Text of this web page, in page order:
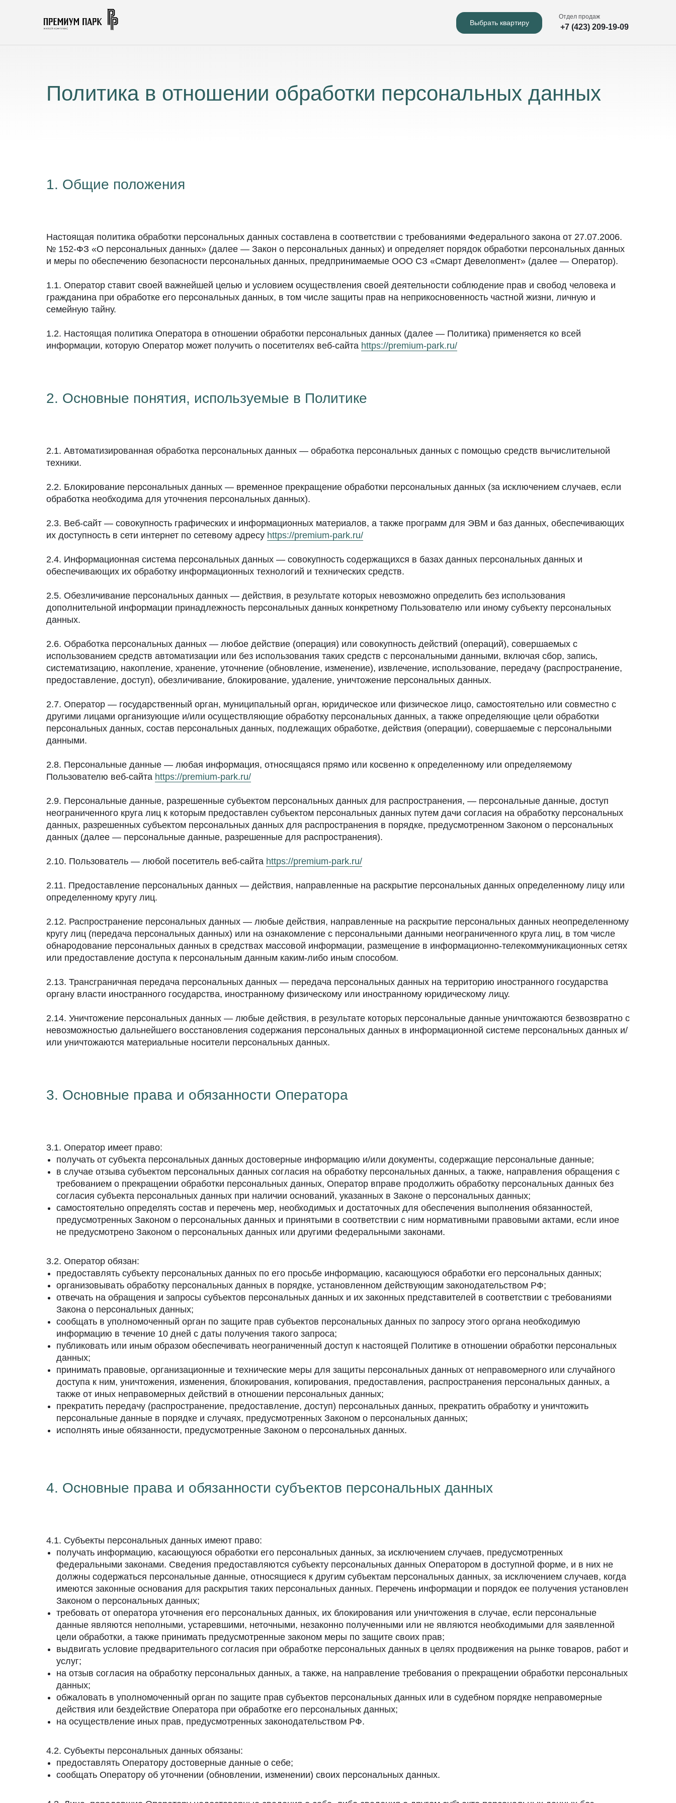
Выбрать квартиру
+7 (423) 209-19-09
Отдел продаж
Политика в отношении обработки персональных данных
1. Общие положения
Настоящая политика обработки персональных данных составлена в соответствии с требованиями Федерального закона от 27.07.2006.
№ 152-ФЗ «О персональных данных» (далее — Закон о персональных данных) и определяет порядок обработки персональных данных
и меры по обеспечению безопасности персональных данных, предпринимаемые ООО СЗ «Смарт Девелопмент» (далее — Оператор).
1.1. Оператор ставит своей важнейшей целью и условием осуществления своей деятельности соблюдение прав и свобод человека и
гражданина при обработке его персональных данных, в том числе защиты прав на неприкосновенность частной жизни, личную и
семейную тайну.
1.2. Настоящая политика Оператора в отношении обработки персональных данных (далее — Политика) применяется ко всей
информации, которую Оператор может получить о посетителях веб-сайта https://premium-park.ru/
2. Основные понятия, используемые в Политике
2.1. Автоматизированная обработка персональных данных — обработка персональных данных с помощью средств вычислительной
техники.
2.2. Блокирование персональных данных — временное прекращение обработки персональных данных (за исключением случаев, если
обработка необходима для уточнения персональных данных).
2.3. Веб-сайт — совокупность графических и информационных материалов, а также программ для ЭВМ и баз данных, обеспечивающих
их доступность в сети интернет по сетевому адресу https://premium-park.ru/
2.4. Информационная система персональных данных — совокупность содержащихся в базах данных персональных данных и
обеспечивающих их обработку информационных технологий и технических средств.
2.5. Обезличивание персональных данных — действия, в результате которых невозможно определить без использования
дополнительной информации принадлежность персональных данных конкретному Пользователю или иному субъекту персональных
данных.
2.6. Обработка персональных данных — любое действие (операция) или совокупность действий (операций), совершаемых с
использованием средств автоматизации или без использования таких средств с персональными данными, включая сбор, запись,
систематизацию, накопление, хранение, уточнение (обновление, изменение), извлечение, использование, передачу (распространение,
предоставление, доступ), обезличивание, блокирование, удаление, уничтожение персональных данных.
2.7. Оператор — государственный орган, муниципальный орган, юридическое или физическое лицо, самостоятельно или совместно с
другими лицами организующие и/или осуществляющие обработку персональных данных, а также определяющие цели обработки
персональных данных, состав персональных данных, подлежащих обработке, действия (операции), совершаемые с персональными
данными.
2.8. Персональные данные — любая информация, относящаяся прямо или косвенно к определенному или определяемому
Пользователю веб-сайта https://premium-park.ru/
2.9. Персональные данные, разрешенные субъектом персональных данных для распространения, — персональные данные, доступ
неограниченного круга лиц к которым предоставлен субъектом персональных данных путем дачи согласия на обработку персональных
данных, разрешенных субъектом персональных данных для распространения в порядке, предусмотренном Законом о персональных
данных (далее — персональные данные, разрешенные для распространения).
2.10. Пользователь — любой посетитель веб-сайта https://premium-park.ru/
2.11. Предоставление персональных данных — действия, направленные на раскрытие персональных данных определенному лицу или
определенному кругу лиц.
2.12. Распространение персональных данных — любые действия, направленные на раскрытие персональных данных неопределенному
кругу лиц (передача персональных данных) или на ознакомление с персональными данными неограниченного круга лиц, в том числе
обнародование персональных данных в средствах массовой информации, размещение в информационно-телекоммуникационных сетях
или предоставление доступа к персональным данным каким-либо иным способом.
2.13. Трансграничная передача персональных данных — передача персональных данных на территорию иностранного государства
органу власти иностранного государства, иностранному физическому или иностранному юридическому лицу.
2.14. Уничтожение персональных данных — любые действия, в результате которых персональные данные уничтожаются безвозвратно с
невозможностью дальнейшего восстановления содержания персональных данных в информационной системе персональных данных и/
или уничтожаются материальные носители персональных данных.
3. Основные права и обязанности Оператора
3.1. Оператор имеет право:
получать от субъекта персональных данных достоверные информацию и/или документы, содержащие персональные данные;
в случае отзыва субъектом персональных данных согласия на обработку персональных данных, а также, направления обращения с
требованием о прекращении обработки персональных данных, Оператор вправе продолжить обработку персональных данных без
согласия субъекта персональных данных при наличии оснований, указанных в Законе о персональных данных;
самостоятельно определять состав и перечень мер, необходимых и достаточных для обеспечения выполнения обязанностей,
предусмотренных Законом о персональных данных и принятыми в соответствии с ним нормативными правовыми актами, если иное
не предусмотрено Законом о персональных данных или другими федеральными законами.
3.2. Оператор обязан:
предоставлять субъекту персональных данных по его просьбе информацию, касающуюся обработки его персональных данных;
организовывать обработку персональных данных в порядке, установленном действующим законодательством РФ;
отвечать на обращения и запросы субъектов персональных данных и их законных представителей в соответствии с требованиями
Закона о персональных данных;
сообщать в уполномоченный орган по защите прав субъектов персональных данных по запросу этого органа необходимую
информацию в течение 10 дней с даты получения такого запроса;
публиковать или иным образом обеспечивать неограниченный доступ к настоящей Политике в отношении обработки персональных
данных;
принимать правовые, организационные и технические меры для защиты персональных данных от неправомерного или случайного
доступа к ним, уничтожения, изменения, блокирования, копирования, предоставления, распространения персональных данных, а
также от иных неправомерных действий в отношении персональных данных;
прекратить передачу (распространение, предоставление, доступ) персональных данных, прекратить обработку и уничтожить
персональные данные в порядке и случаях, предусмотренных Законом о персональных данных;
исполнять иные обязанности, предусмотренные Законом о персональных данных.
4. Основные права и обязанности субъектов персональных данных
4.1. Субъекты персональных данных имеют право:
получать информацию, касающуюся обработки его персональных данных, за исключением случаев, предусмотренных
федеральными законами. Сведения предоставляются субъекту персональных данных Оператором в доступной форме, и в них не
должны содержаться персональные данные, относящиеся к другим субъектам персональных данных, за исключением случаев, когда
имеются законные основания для раскрытия таких персональных данных. Перечень информации и порядок ее получения установлен
Законом о персональных данных;
требовать от оператора уточнения его персональных данных, их блокирования или уничтожения в случае, если персональные
данные являются неполными, устаревшими, неточными, незаконно полученными или не являются необходимыми для заявленной
цели обработки, а также принимать предусмотренные законом меры по защите своих прав;
выдвигать условие предварительного согласия при обработке персональных данных в целях продвижения на рынке товаров, работ и
услуг;
на отзыв согласия на обработку персональных данных, а также, на направление требования о прекращении обработки персональных
данных;
обжаловать в уполномоченный орган по защите прав субъектов персональных данных или в судебном порядке неправомерные
действия или бездействие Оператора при обработке его персональных данных;
на осуществление иных прав, предусмотренных законодательством РФ.
4.2. Субъекты персональных данных обязаны:
предоставлять Оператору достоверные данные о себе;
сообщать Оператору об уточнении (обновлении, изменении) своих персональных данных.